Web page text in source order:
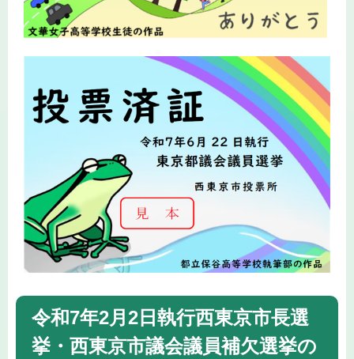
令和7年2月2日執行西東京市長選
挙・西東京市議会議員補欠選挙の